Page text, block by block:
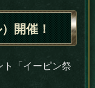
開催！
ト「イーピン祭